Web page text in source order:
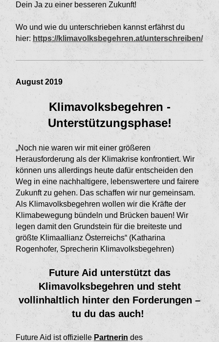
Dein Ja zu einer besseren Zukunft!
Wo und wie du unterschrieben kannst erfährst du
hier: https://klimavolksbegehren.at/unterschreiben/
August 2019
Klimavolksbegehren -
Unterstützungsphase!
„Noch nie waren wir mit einer größeren
Herausforderung als der Klimakrise konfrontiert. Wir
können uns allerdings heute dafür entscheiden den
Weg in eine nachhaltigere, lebenswertere und fairere
Zukunft zu gehen. Das schaffen wir nur gemeinsam.
Als Klimavolksbegehren wollen wir die Kräfte der
Klimabewegung bündeln und Brücken bauen! Wir
legen damit den Grundstein für die breiteste und
größte Klimaallianz Österreichs“ (Katharina
Rogenhofer, Sprecherin Klimavolksbegehren)
Future Aid unterstützt das
Klimavolksbegehren und steht
vollinhaltlich hinter den Forderungen –
tu du das auch!
Future Aid ist offizielle Partnerin des